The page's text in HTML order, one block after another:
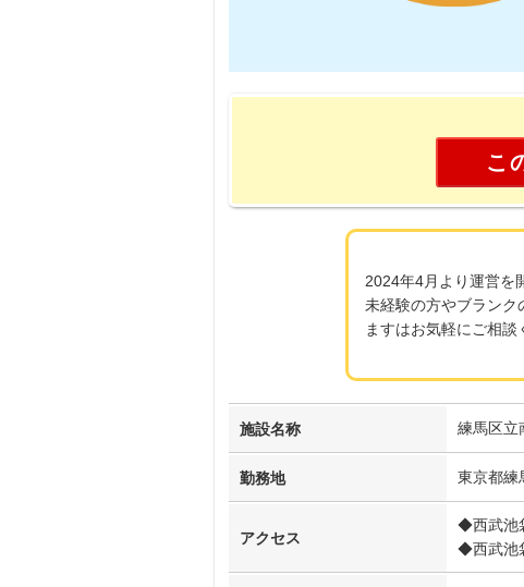
こ
2024年4月より運営を
未経験の方やブラン
ますはお気軽にご相
施設名称 練馬区立
勤務地 東京都練
アクセス
◆西武池
◆西武池